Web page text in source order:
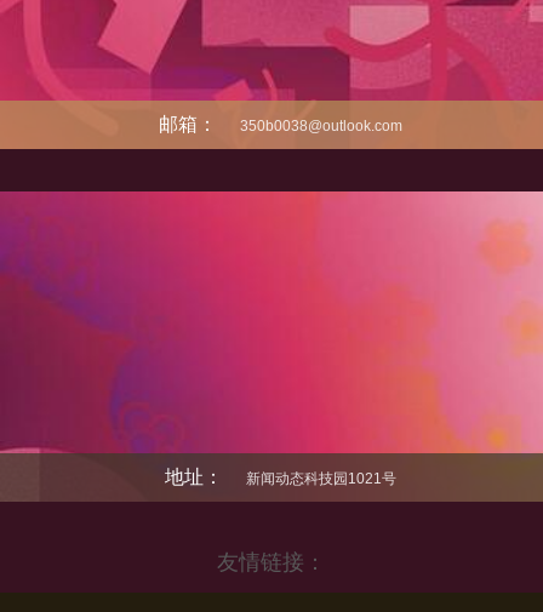
邮箱： 350b0038@outlook.com
地址： 新闻动态科技园1021号
友情链接：